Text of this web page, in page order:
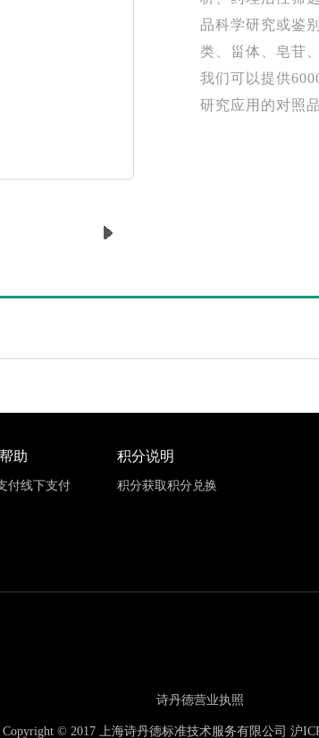
品科学研究或鉴
类、甾体、皂苷
我们可以提供
研究应用的对照品
助
付线下支付
积分说明
积分获取积分兑换
诗丹德营业执照
Copyright © 2017 上海诗丹德标准技术服务有限公司 沪